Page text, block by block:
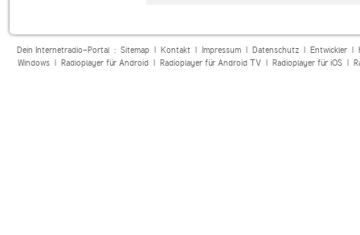
Dein Internetradio-Portal : Sitemap| Kontakt| Impressum| Datenschutz| Entwickler|
Windows| Radioplayer für Android| Radioplayer für Android TV| Radioplayer für iOS|